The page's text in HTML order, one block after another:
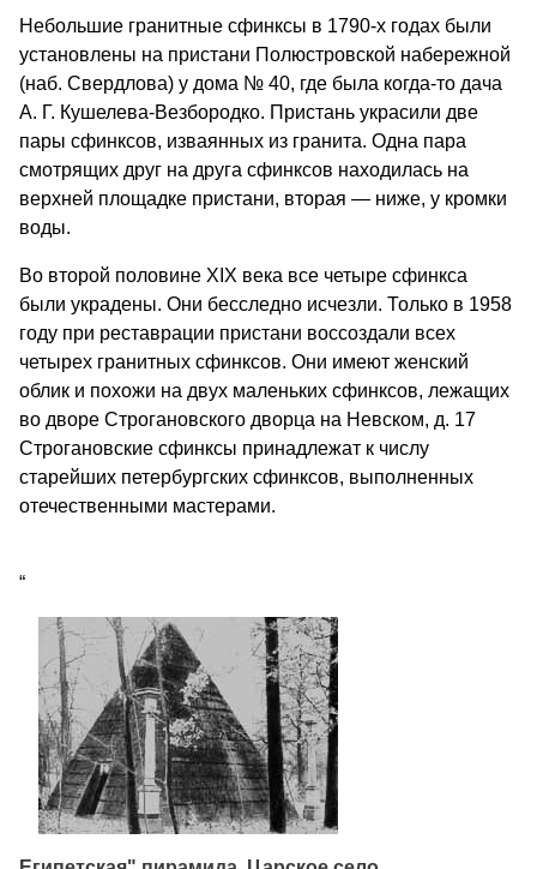
Небольшие гранитные сфинксы в 1790-х годах были
установлены на пристани Полюстровской набережной
(наб. Свердлова) у дома № 40, где была когда-то дача
А. Г. Кушелева-Везбородко. Пристань украсили две
пары сфинксов, изваянных из гранита. Одна пара
смотрящих друг на друга сфинксов находилась на
верхней площадке пристани, вторая — ниже, у кромки
воды.
Во второй половине ХIХ века все четыре сфинкса
были украдены. Они бесследно исчезли. Только в 1958
году при реставрации пристани воссоздали всех
четырех гранитных сфинксов. Они имеют женский
облик и похожи на двух маленьких сфинксов, лежащих
во дворе Строгановского дворца на Невском, д. 17
Строгановские сфинксы принадлежат к числу
старейших петербургских сфинксов, выполненных
отечественными мастерами.
“